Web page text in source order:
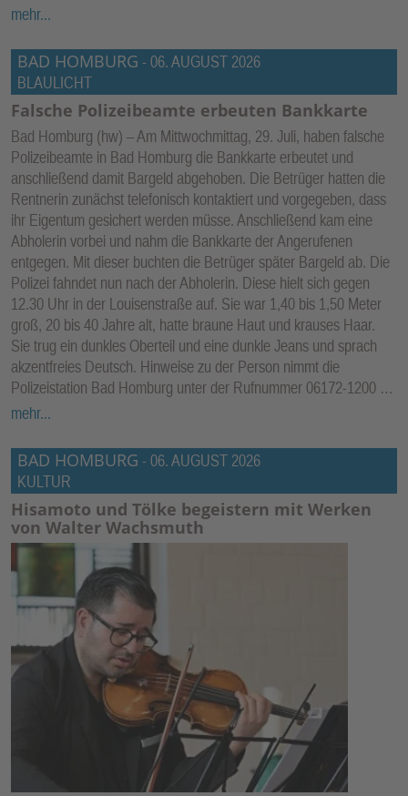
mehr...
BAD HOMBURG - 06. AUGUST 2026
BLAULICHT
Falsche Polizeibeamte erbeuten Bankkarte
Bad Homburg (hw) – Am Mittwochmittag, 29. Juli, haben falsche
Polizeibeamte in Bad Homburg die Bankkarte erbeutet und
anschließend damit Bargeld abgehoben. Die Betrüger hatten die
Rentnerin zunächst telefonisch kontaktiert und vorgegeben, dass
ihr Eigentum gesichert werden müsse. Anschließend kam eine
Abholerin vorbei und nahm die Bankkarte der Angerufenen
entgegen. Mit dieser buchten die Betrüger später Bargeld ab. Die
Polizei fahndet nun nach der Abholerin. Diese hielt sich gegen
12.30 Uhr in der Louisenstraße auf. Sie war 1,40 bis 1,50 Meter
groß, 20 bis 40 Jahre alt, hatte braune Haut und krauses Haar.
Sie trug ein dunkles Oberteil und eine dunkle Jeans und sprach
akzentfreies Deutsch. Hinweise zu der Person nimmt die
Polizeistation Bad Homburg unter der Rufnummer 06172-1200 …
mehr...
BAD HOMBURG - 06. AUGUST 2026
KULTUR
Hisamoto und Tölke begeistern mit Werken
von Walter Wachsmuth